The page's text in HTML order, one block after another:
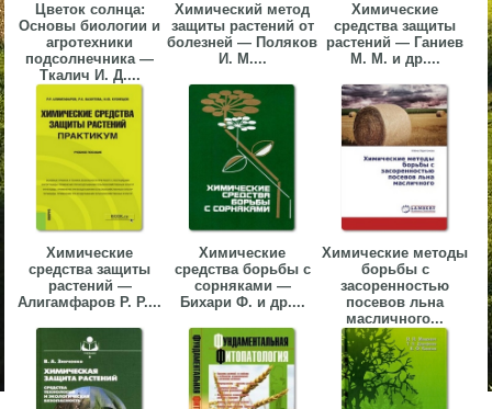
Цветок солнца:
Основы биологии и
агротехники
подсолнечника —
Ткалич И. Д....
Химический метод
защиты растений от
болезней — Поляков
И. М....
Химические
средства защиты
растений — Ганиев
М. М. и др....
Химические
средства защиты
растений —
Алигамфаров Р. Р....
Химические
средства борьбы с
сорняками —
Бихари Ф. и др....
Химические методы
борьбы с
засоренностью
посевов льна
масличного...
▼